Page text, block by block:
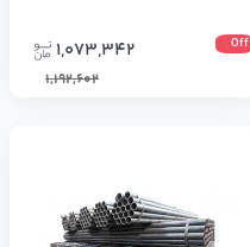
Off
1,073,342
1,192,602